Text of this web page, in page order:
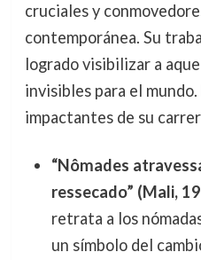
cruciales y
contemporánea. Su
logrado visibilizar a
invisibles para el
impactantes de su
“Nômades
ressecado” (Mali,
retrata a los
un símbolo del